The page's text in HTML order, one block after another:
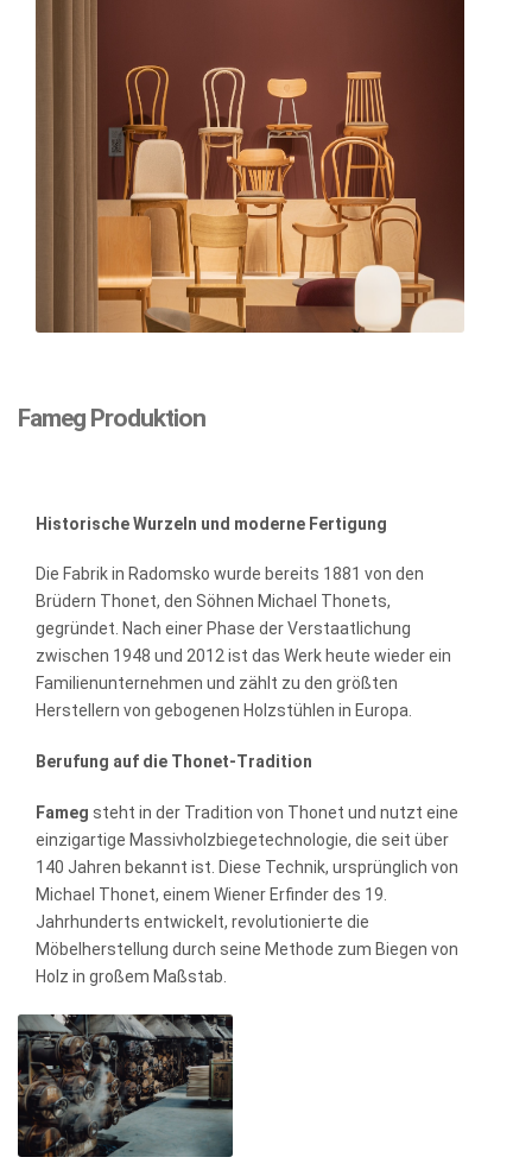
Fameg Produktion
Historische Wurzeln und moderne Fertigung
Die Fabrik in Radomsko wurde bereits 1881 von den
Brüdern Thonet, den Söhnen Michael Thonets,
gegründet. Nach einer Phase der Verstaatlichung
zwischen 1948 und 2012 ist das Werk heute wieder ein
Familienunternehmen und zählt zu den größten
Herstellern von gebogenen Holzstühlen in Europa.
Berufung auf die Thonet-Tradition
Fameg steht in der Tradition von Thonet und nutzt eine
einzigartige Massivholzbiegetechnologie, die seit über
140 Jahren bekannt ist. Diese Technik, ursprünglich von
Michael Thonet, einem Wiener Erfinder des 19.
Jahrhunderts entwickelt, revolutionierte die
Möbelherstellung durch seine Methode zum Biegen von
Holz in großem Maßstab.